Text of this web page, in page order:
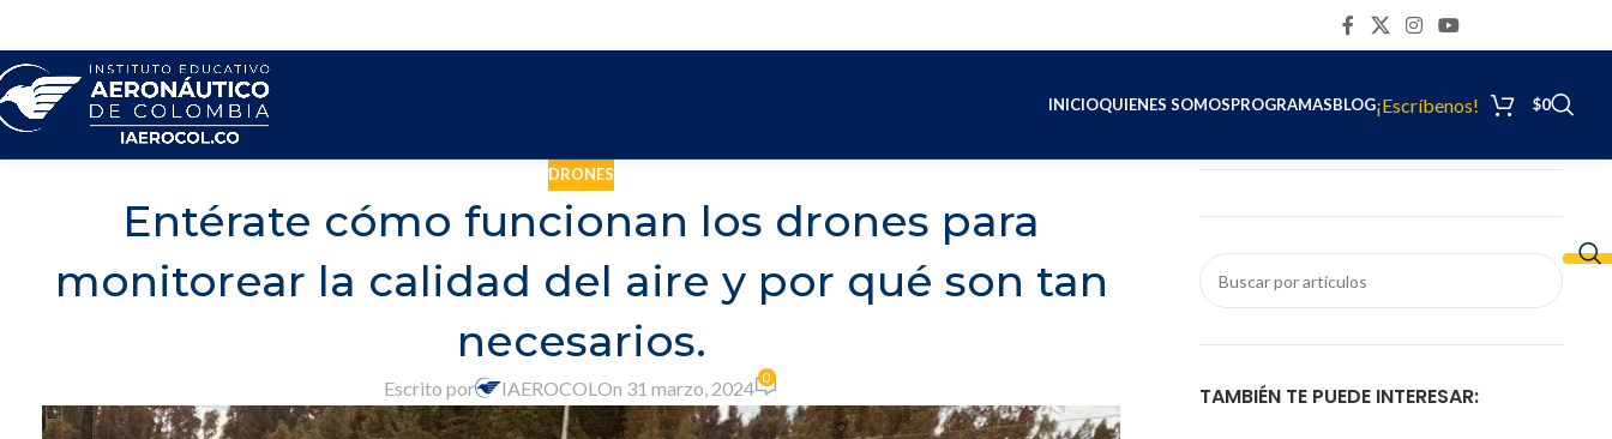
INICIOQUIENES SOMOSPROGRAMASBLOG¡Escríbenos! $0
DRONES
Entérate cómo funcionan los drones para
monitorear la calidad del aire y por qué son tan
necesarios.
Escrito por IAEROCOL On 31 marzo, 2024 0
TAMBIÉN TE PUEDE INTERESAR: